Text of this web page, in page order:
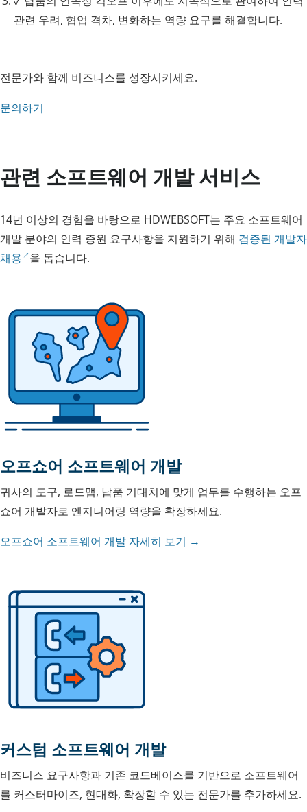
관련 우려, 협업 격차, 변화하는 역량 요구를 해결합니다.
전문가와 함께 비즈니스를 성장시키세요.
문의하기
관련 소프트웨어 개발 서비스
14년 이상의 경험을 바탕으로 HDWEBSOFT는 주요 소프트웨어
개발 분야의 인력 증원 요구사항을 지원하기 위해 검증된 개발자
채용 을 돕습니다.
오프쇼어 소프트웨어 개발
귀사의 도구, 로드맵, 납품 기대치에 맞게 업무를 수행하는 오프
쇼어 개발자로 엔지니어링 역량을 확장하세요.
오프쇼어 소프트웨어 개발 자세히 보기 →
커스텀 소프트웨어 개발
비즈니스 요구사항과 기존 코드베이스를 기반으로 소프트웨어
를 커스터마이즈, 현대화, 확장할 수 있는 전문가를 추가하세요.